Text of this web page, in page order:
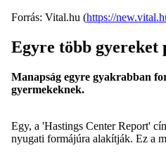
Forrás: Vital.hu (https://
Egyre több gyereket
Manapság egyre gyakrabban
gyermekeknek.
Egy, a 'Hastings Center Report'
nyugati formájúra alakítják. Ez a